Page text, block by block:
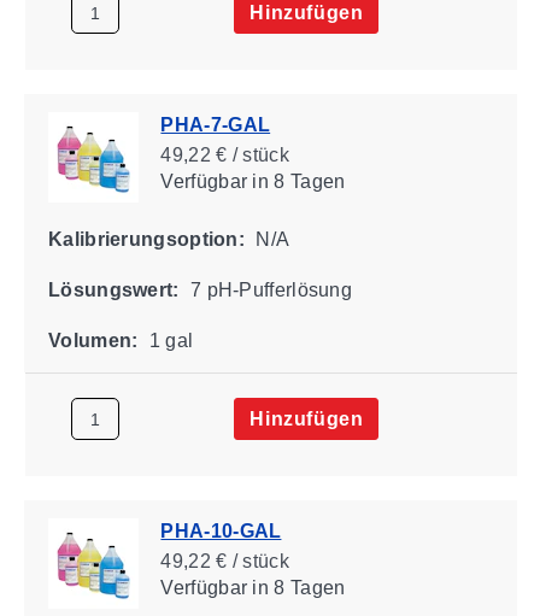
Hinzufügen
PHA-7-GAL
49,22 € / stück
Verfügbarin 8 Tagen
Kalibrierungsoption: N/A
Lösungswert: 7 pH-Pufferlösung
Volumen: 1 gal
Hinzufügen
PHA-10-GAL
49,22 € / stück
Verfügbarin 8 Tagen